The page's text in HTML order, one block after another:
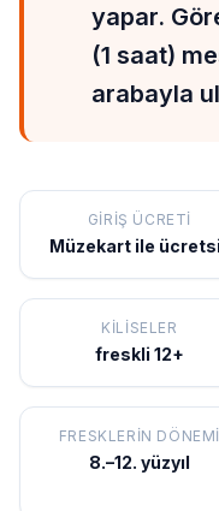
yapar.
(1 saat)
arabayla
GIRIŞ ÜCRETI
Müzekart ile
KILISELER
freskli 12+
FRESKLERIN DÖNEMI
8.–12. yüzyıl